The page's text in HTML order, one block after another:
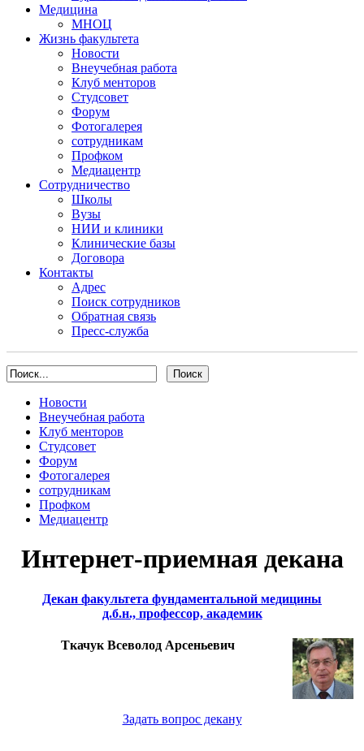
Медицина
МНОЦ
Жизнь факультета
Новости
Внеучебная работа
Клуб менторов
Студсовет
Форум
Фотогалерея
сотрудникам
Профком
Медиацентр
Сотрудничество
Школы
Вузы
НИИ и клиники
Клинические базы
Договора
Контакты
Адрес
Поиск сотрудников
Обратная связь
Пресс-служба
Новости
Внеучебная работа
Клуб менторов
Студсовет
Форум
Фотогалерея
сотрудникам
Профком
Медиацентр
Интернет-приемная декана
Декан факультета фундаментальной медицины
д.б.н., профессор, академик
Ткачук Всеволод Арсеньевич
Задать вопрос декану